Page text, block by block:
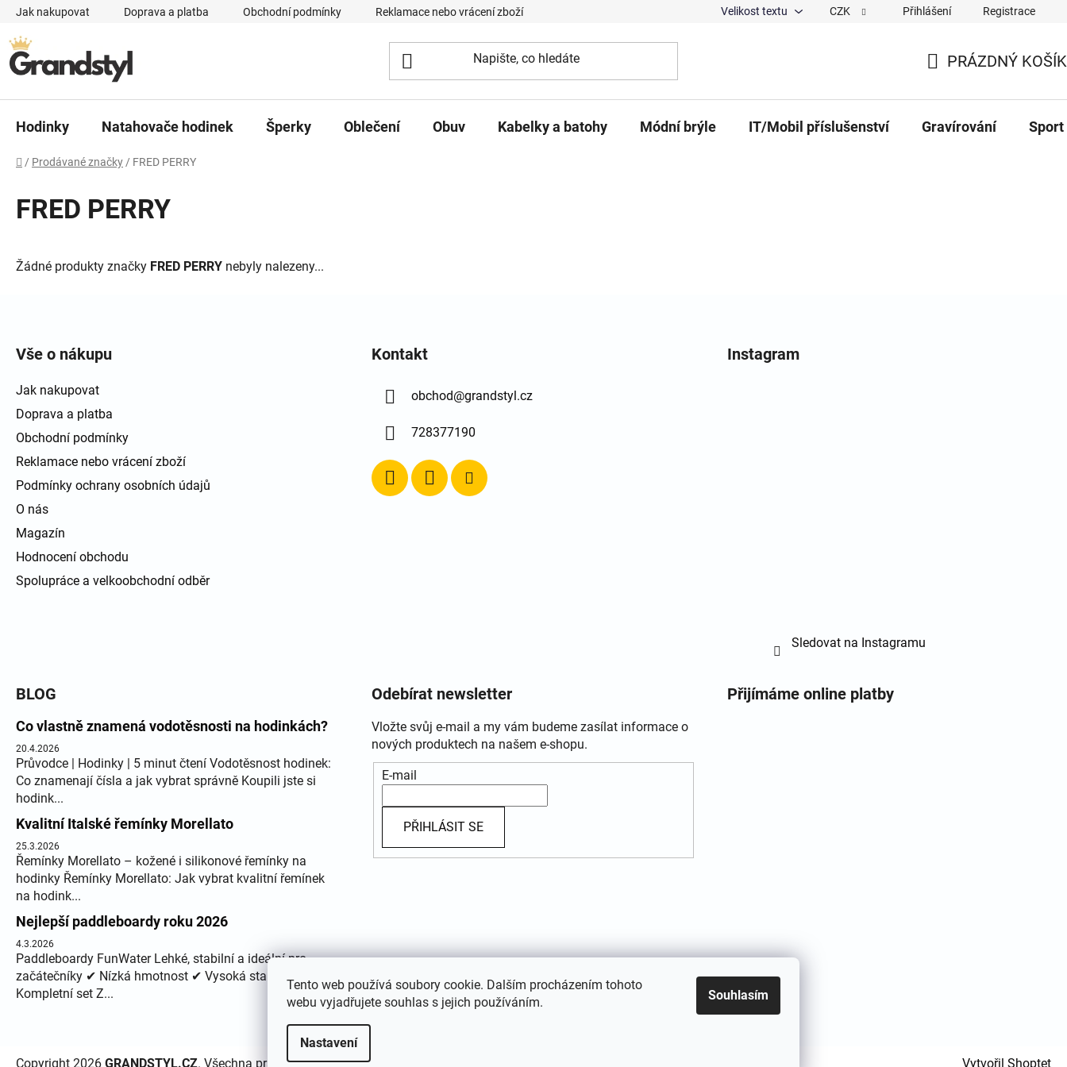
Tento web používá soubory cookie. Dalším procházením tohoto
webu vyjadřujete souhlas s jejich používáním.
Nastavení
Souhlasím
Přejít na obsah
Jak nakupovat Doprava a platba Obchodní podmínky Reklamace nebo vrácení zboží Podmínky ochrany osobních údajů O nás Magazín Hodnocení obchodu
Velikost textu CZK Přihlášení Registrace
PRÁZDNÝ KOŠÍK
Hodinky Natahovače hodinek Šperky Oblečení Obuv Kabelky a batohy Módní brýle IT/Mobil příslušenství Gravírování Sport
Domů
/ Prodávané značky / FRED PERRY
FRED PERRY
Žádné produkty značky FRED PERRY nebyly nalezeny...
Vše o nákupu
Jak nakupovat
Doprava a platba
Obchodní podmínky
Reklamace nebo vrácení zboží
Podmínky ochrany osobních údajů
O nás
Magazín
Hodnocení obchodu
Spolupráce a velkoobchodní odběr
Kontakt
obchod@grandstyl.cz
728377190
Instagram
Sledovat na Instagramu
BLOG
Co vlastně znamená vodotěsnosti na hodinkách?
20.4.2026
Průvodce | Hodinky | 5 minut čtení Vodotěsnost hodinek:
Co znamenají čísla a jak vybrat správně Koupili jste si
hodink...
Kvalitní Italské řemínky Morellato
25.3.2026
Řemínky Morellato – kožené i silikonové řemínky na
hodinky Řemínky Morellato: Jak vybrat kvalitní řemínek
na hodink...
Nejlepší paddleboardy roku 2026
4.3.2026
Paddleboardy FunWater Lehké, stabilní a ideální pro
začátečníky ✔ Nízká hmotnost ✔ Vysoká stabilita ✔
Kompletní set Z...
Odebírat newsletter
Vložte svůj e-mail a my vám budeme zasílat informace o
nových produktech na našem e-shopu.
E-mail
PŘIHLÁSIT SE
Přijímáme online platby
Vytvořil Shoptet
Copyright 2026 GRANDSTYL.CZ. Všechna práva vyhrazena.